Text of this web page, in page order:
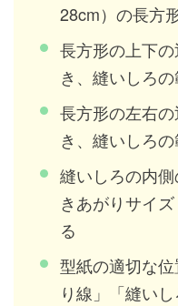
28cm）の長方
長方形の上下
き、縫いしろ
長方形の左右
き、縫いしろ
縫いしろの内
きあがりサイ
る
型紙の適切な
り線」「縫い